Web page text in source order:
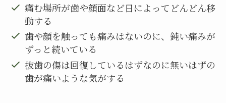
痛む場所が歯や顔面など日によってどんどん移
動する
歯や顔を触っても痛みはないのに、鈍い痛みが
ずっと続いている
抜歯の傷は回復しているはずなのに無いはずの
歯が痛いような気がする